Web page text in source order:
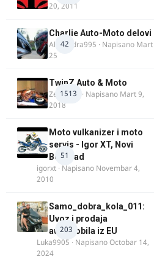
20, 2011
42
Charlie Auto-Moto delovi
Alexandra995 · Napisano Mart
25
1513
TwinZ Auto & Moto
Zeljkamp · Napisano Mart 9,
2018
51
Moto vulkanizer i moto
servis - Igor XT, Novi
Beograd
igorxt · Napisano Novembar 4,
2010
203
Samo_dobra_kola_011:
Uvoz i prodaja
automobila iz EU
Luka9905 · NapisanoOctobar 14,
2024